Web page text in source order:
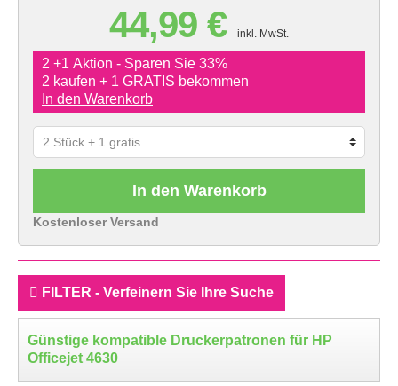
44,99 € inkl. MwSt.
2 +1 Aktion - Sparen Sie 33%
2 kaufen + 1 GRATIS bekommen
In den Warenkorb
In den Warenkorb
Kostenloser Versand
FILTER - Verfeinern Sie Ihre Suche
Günstige kompatible Druckerpatronen für HP
Officejet 4630